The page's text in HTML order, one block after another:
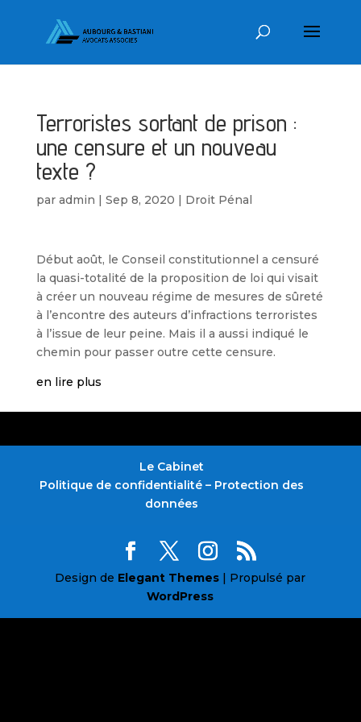
Terroristes sortant de prison :
une censure et un nouveau
texte ?
par admin | Sep 8, 2020 | Droit Pénal
Début août, le Conseil constitutionnel a censuré
la quasi-totalité de la proposition de loi qui visait
à créer un nouveau régime de mesures de sûreté
à l’encontre des auteurs d’infractions terroristes
à l’issue de leur peine. Mais il a aussi indiqué le
chemin pour passer outre cette censure.
en lire plus
Le Cabinet
Politique de confidentialité – Protection des
données
Design de Elegant Themes | Propulsé par
WordPress